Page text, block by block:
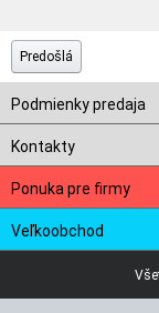
Predošlá
Podmienky predaja
Kontakty
Ponuka pre firmy
Veľkoobchod